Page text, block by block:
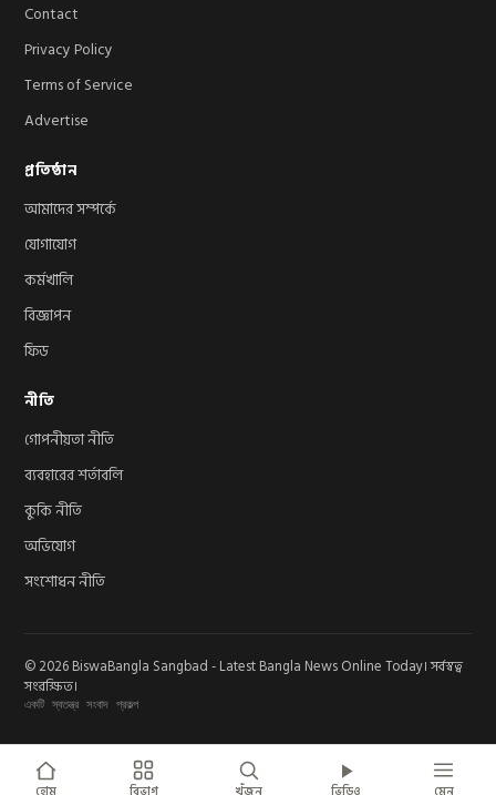
Contact
Privacy Policy
Terms of Service
Advertise
প্রতিষ্ঠান
আমাদের সম্পর্কে
যোগাযোগ
কর্মখালি
বিজ্ঞাপন
ফিড
নীতি
গোপনীয়তা নীতি
ব্যবহারের শর্তাবলি
কুকি নীতি
অভিযোগ
সংশোধন নীতি
© 2026 BiswaBangla Sangbad - Latest Bangla News Online Today। সর্বস্বত্ব
সংরক্ষিত।
একটি স্বতন্ত্র সংবাদ প্রকল্প
হোম বিভাগ খুঁজুন ভিডিও মেনু